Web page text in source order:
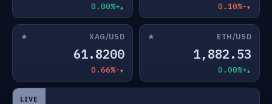
-0.10%
+0.00%
ETH/USD
★
1,882.53
+0.00%
XAG/USD
★
61.8200
-0.66%
LIVE